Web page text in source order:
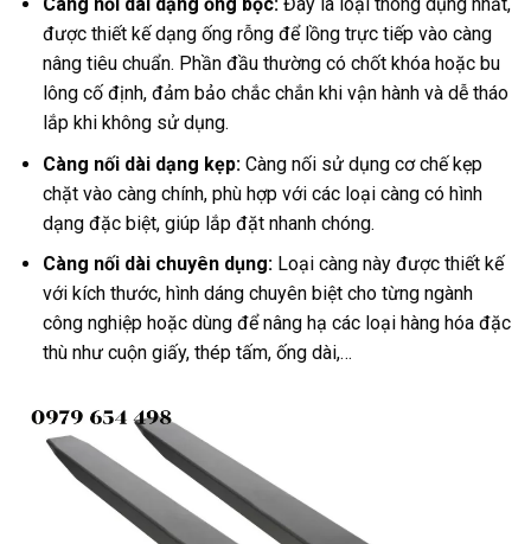
được thiết kế dạng ống rỗng để lồng trực tiếp vào càng
nâng tiêu chuẩn. Phần đầu thường có chốt khóa hoặc bu
lông cố định, đảm bảo chắc chắn khi vận hành và dễ tháo
lắp khi không sử dụng.
Càng nối dài dạng kẹp:Càng nối sử dụng cơ chế kẹp
chặt vào càng chính, phù hợp với các loại càng có hình
dạng đặc biệt, giúp lắp đặt nhanh chóng.
Càng nối dài chuyên dụng:Loại càng này được thiết kế
với kích thước, hình dáng chuyên biệt cho từng ngành
công nghiệp hoặc dùng để nâng hạ các loại hàng hóa đặc
thù như cuộn giấy, thép tấm, ống dài,…